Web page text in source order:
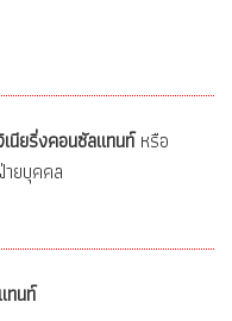
นียริ่งคอนซัลแทนท์หรือ
ยบุคคล
ทนท์